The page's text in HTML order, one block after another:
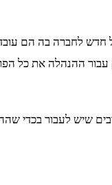
לחברה בה הם
ההנהלה את כל
שיש לעבור בכדי